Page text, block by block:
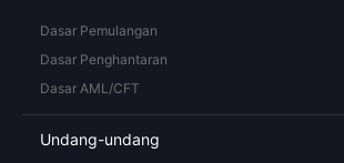
Dasar Pemulangan
Dasar Penghantaran
Dasar AML/CFT
Undang-undang